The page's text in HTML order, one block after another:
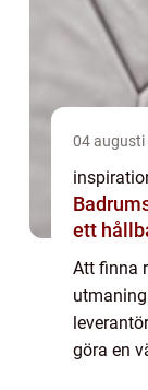
04 augusti
ett
Att finna
göra en